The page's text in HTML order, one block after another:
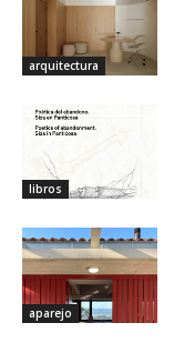
arquitectura
libros
aparejo